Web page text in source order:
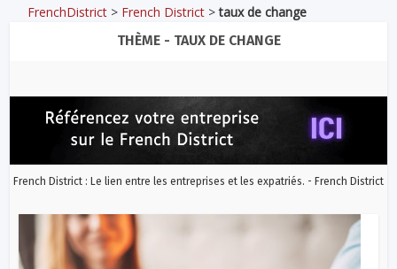
FrenchDistrict > French District >taux de change
THÈME - TAUX DE CHANGE
French District : Le lien entre les entreprises et les expatriés. - French District